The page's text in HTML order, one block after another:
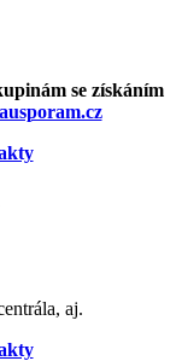
se získáním
aj.